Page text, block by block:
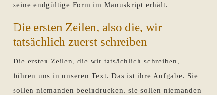
seine endgültige Form im Manuskript erhält.
Die ersten Zeilen, also die, wir
tatsächlich zuerst schreiben
Die ersten Zeilen, die wir tatsächlich schreiben,
führen uns in unseren Text. Das ist ihre Aufgabe. Sie
sollen niemanden beeindrucken, sie sollen niemanden